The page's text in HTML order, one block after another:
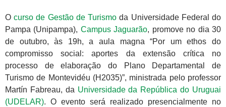
Ocurso de Gestão de Turismo da Universidade Federal do
Pampa (Unipampa), Campus Jaguarão, promove no dia 30
de outubro, às 19h, a aula magna “Por um ethos do
compromisso social: aportes da extensão crítica no
processo de elaboração do Plano Departamental de
Turismo de Montevidéu (H2035)”, ministrada pelo professor
Martín Fabreau, da Universidade da República do Uruguai
(UDELAR). O evento será realizado presencialmente no